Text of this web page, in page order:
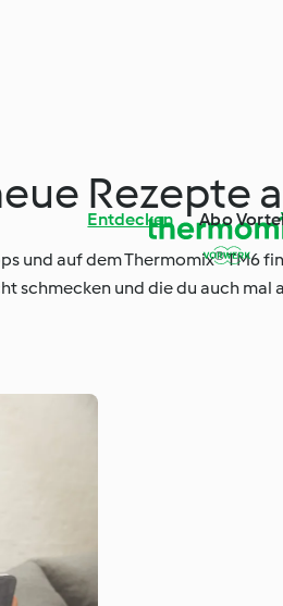
Entdecken Abo
Rezepte
und auf dem Thermomix® TM6
schmecken und die du auch mal